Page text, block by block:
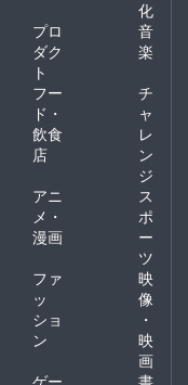
化
プロ
ダク
ト
音
楽
フー
ド・
飲食
店
チ
ャ
レ
ン
ジ
アニ
メ・
漫画
ス
ポ
ー
ツ
ファ
ッ
ショ
ン
映
像
・
映
画